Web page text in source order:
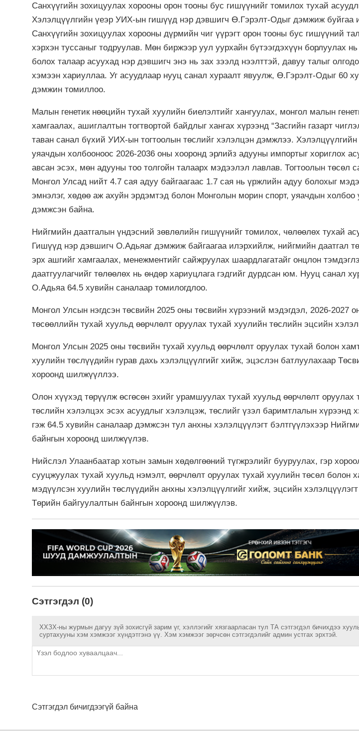
Санхүүгийн зохицуулах хорооны орон тооны бус гишүүнийг томилох тухай
Хэлэлцүүлгийн үеэр УИХ-ын гишүүд нэр дэвшигч Ө.Гэрэлт-Одыг дэмжиж буйгаа
Санхүүгийн зохицуулах хорооны дүрмийн чиг үүрэгт орон тооны бус гишүүний
хэрхэн туссаныг тодруулав. Мөн биржээр уул уурхайн бүтээгдэхүүн борлуулах
болох талаар асуухад нэр дэвшигч энэ нь зах зээлд нээлттэй, давуу талыг
хэмээн хариуллаа. Уг асуудлаар нууц санал хураалт явуулж, Ө.Гэрэлт-Одыг 60
дэмжин томиллоо.
Малын генетик нөөцийн тухай хуулийн биелэлтийг хангуулах, монгол малын
хамгаалах, ашиглалтын тогтвортой байдлыг хангах хүрээнд “Засгийн газарт
таван санал бүхий УИХ-ын тогтоолын төслийг хэлэлцэн дэмжлээ.
уяачдын холбооноос 2026-2036 оны хооронд эрлийз адууны импортыг хориглох
авсан эсэх, мөн адууны тоо толгойн талаарх мэдээлэл лавлав. Тогтоолын төсөл
Монгол Улсад нийт 4.7 сая адуу байгаагаас 1.7 сая нь үржлийн адуу болохыг
эмнэлэг, хөдөө аж ахуйн эрдэмтэд болон Монголын морин спорт, уяачдын холбоо
дэмжсэн байна.
Нийгмийн даатгалын үндэсний зөвлөлийн гишүүнийг томилох, чөлөөлөх тухай
Гишүүд нэр дэвшигч О.Адьяаг дэмжиж байгаагаа илэрхийлж, нийгмийн даатгал
эрх ашгийг хамгаалах, менежментийг сайжруулах шаардлагатайг онцлон
даатгуулагчийг төлөөлөх нь өндөр хариуцлага гэдгийг дурдсан юм. Нууц санал
О.Адьяа 64.5 хувийн саналаар томилогдлоо.
Монгол Улсын нэгдсэн төсвийн 2025 оны төсвийн хүрээний мэдэгдэл, 2026-2027
төсөөллийн тухай хуульд өөрчлөлт оруулах тухай хуулийн төслийн эцсийн
Монгол Улсын 2025 оны төсвийн тухай хуульд өөрчлөлт оруулах тухай болон
хуулийн төслүүдийн гурав дахь хэлэлцүүлгийг хийж, эцэслэн батлуулахаар
хороонд шилжүүллээ.
Олон хүүхэд төрүүлж өсгөсөн эхийг урамшуулах тухай хуульд өөрчлөлт оруулах
төслийн хэлэлцэх эсэх асуудлыг хэлэлцэж, төслийг үзэл баримтлалын хүрээнд
гэж 64.5 хувийн саналаар дэмжсэн тул анхны хэлэлцүүлэгт бэлтгүүлэхээр
байнгын хороонд шилжүүлэв.
Нийслэл Улаанбаатар хотын замын хөдөлгөөний түгжрэлийг бууруулах, гэр
сууцжуулах тухай хуульд нэмэлт, өөрчлөлт оруулах тухай хуулийн төсөл болон
мэдүүлсэн хуулийн төслүүдийн анхны хэлэлцүүлгийг хийж, эцсийн хэлэлцүүлэгт
Төрийн байгуулалтын байнгын хороонд шилжүүлэв.
Сэтгэгдэл (0)
ХХЗХ-ны журмын дагуу зүй зохисгүй зарим үг, хэллэгийг хязгаарласан тул ТА сэтгэгдэл бичихдээ
суртахууны хэм хэмжээг хүндэтгэнэ үү. Хэм хэмжээг зөрчсөн сэтгэгдэлийг админ устгах эрхтэй.
Сэтгэгдэл бичигдээгүй байна